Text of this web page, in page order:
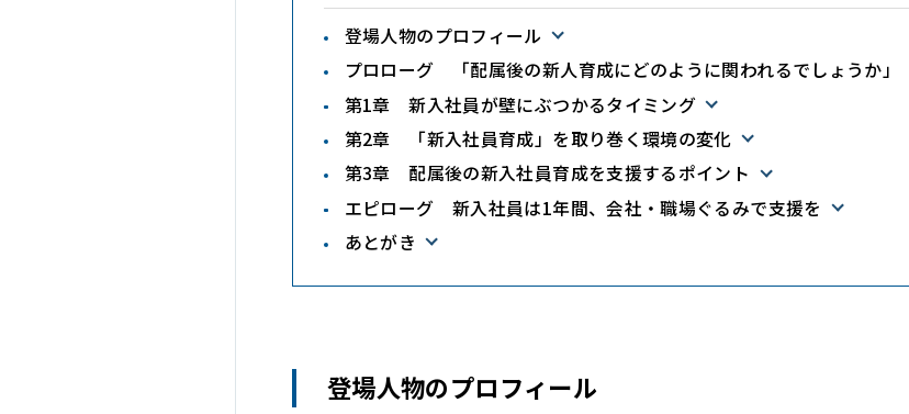
登場人物のプロフィール
プロローグ 「配属後の新人育成にどのように関われるでしょうか」
第1章 新入社員が壁にぶつかるタイミング
第2章 「新入社員育成」を取り巻く環境の変化
第3章 配属後の新入社員育成を支援するポイント
エピローグ 新入社員は1年間、会社・職場ぐるみで支援を
あとがき
登場人物のプロフィール